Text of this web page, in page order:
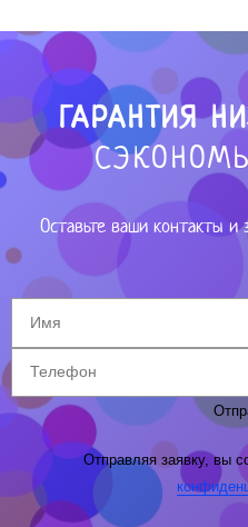
ГАРАНТИЯ
Оставьте ваши контакты
Отправляя заявку, вы